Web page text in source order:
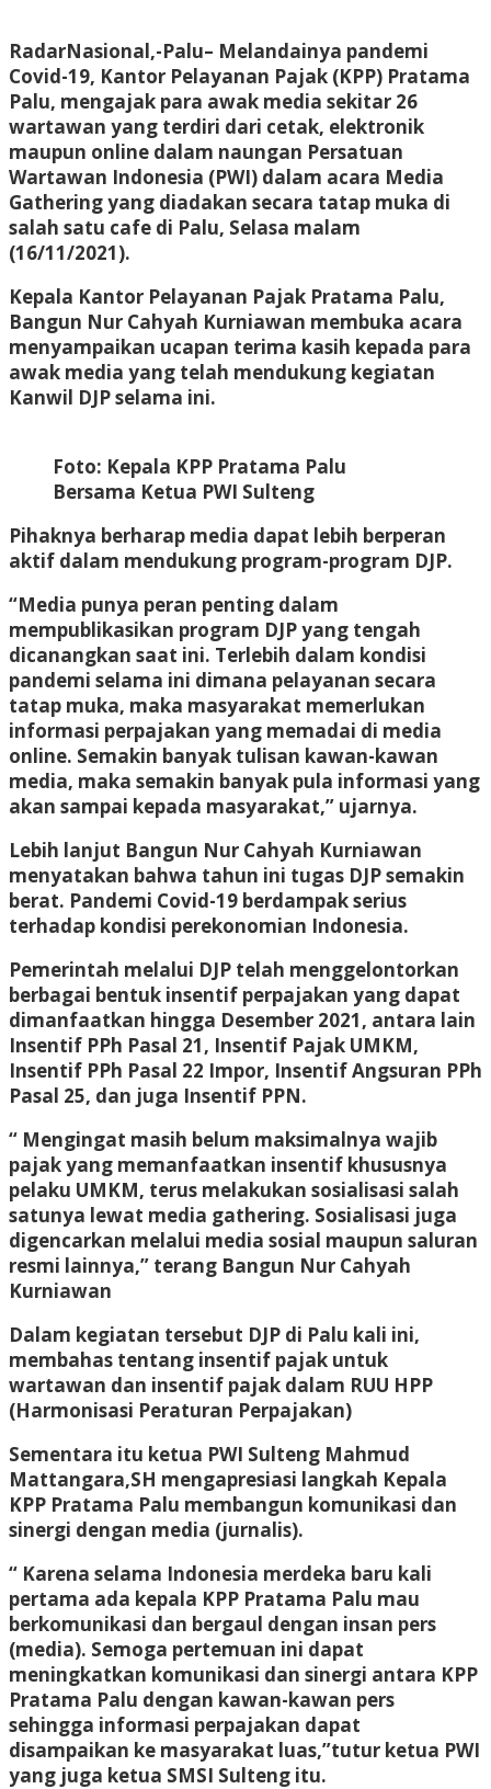
RadarNasional,-Palu– Melandainya pandemi
Covid-19, Kantor Pelayanan Pajak (KPP) Pratama
Palu, mengajak para awak media sekitar 26
wartawan yang terdiri dari cetak, elektronik
maupun online dalam naungan Persatuan
Wartawan Indonesia (PWI) dalam acara Media
Gathering yang diadakan secara tatap muka di
salah satu cafe di Palu, Selasa malam
(16/11/2021).
Kepala Kantor Pelayanan Pajak Pratama Palu,
Bangun Nur Cahyah Kurniawan membuka acara
menyampaikan ucapan terima kasih kepada para
awak media yang telah mendukung kegiatan
Kanwil DJP selama ini.
Foto: Kepala KPP Pratama Palu
Bersama Ketua PWI Sulteng
Pihaknya berharap media dapat lebih berperan
aktif dalam mendukung program-program DJP.
“Media punya peran penting dalam
mempublikasikan program DJP yang tengah
dicanangkan saat ini. Terlebih dalam kondisi
pandemi selama ini dimana pelayanan secara
tatap muka, maka masyarakat memerlukan
informasi perpajakan yang memadai di media
online. Semakin banyak tulisan kawan-kawan
media, maka semakin banyak pula informasi yang
akan sampai kepada masyarakat,” ujarnya.
Lebih lanjut Bangun Nur Cahyah Kurniawan
menyatakan bahwa tahun ini tugas DJP semakin
berat. Pandemi Covid-19 berdampak serius
terhadap kondisi perekonomian Indonesia.
Pemerintah melalui DJP telah menggelontorkan
berbagai bentuk insentif perpajakan yang dapat
dimanfaatkan hingga Desember 2021, antara lain
Insentif PPh Pasal 21, Insentif Pajak UMKM,
Insentif PPh Pasal 22 Impor, Insentif Angsuran PPh
Pasal 25, dan juga Insentif PPN.
“ Mengingat masih belum maksimalnya wajib
pajak yang memanfaatkan insentif khususnya
pelaku UMKM, terus melakukan sosialisasi salah
satunya lewat media gathering. Sosialisasi juga
digencarkan melalui media sosial maupun saluran
resmi lainnya,” terang Bangun Nur Cahyah
Kurniawan
Dalam kegiatan tersebut DJP di Palu kali ini,
membahas tentang insentif pajak untuk
wartawan dan insentif pajak dalam RUU HPP
(Harmonisasi Peraturan Perpajakan)
Sementara itu ketua PWI Sulteng Mahmud
Mattangara,SH mengapresiasi langkah Kepala
KPP Pratama Palu membangun komunikasi dan
sinergi dengan media (jurnalis).
“ Karena selama Indonesia merdeka baru kali
pertama ada kepala KPP Pratama Palu mau
berkomunikasi dan bergaul dengan insan pers
(media). Semoga pertemuan ini dapat
meningkatkan komunikasi dan sinergi antara KPP
Pratama Palu dengan kawan-kawan pers
sehingga informasi perpajakan dapat
disampaikan ke masyarakat luas,”tutur ketua PWI
yang juga ketua SMSI Sulteng itu.